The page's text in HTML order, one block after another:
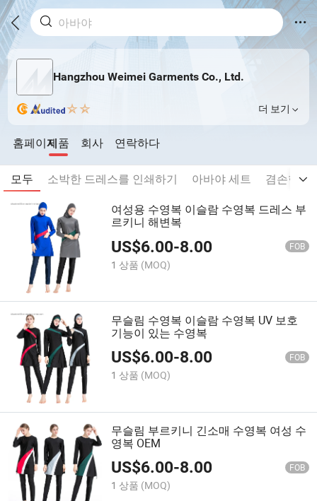
Hangzhou Weimei Garments Co., Ltd.
더 보기
홈페이지제품 회사 연락하다
모두 소박한 드레스를 인쇄하기 아바야 세트
겸손한 옷
여성용 수영복 이슬람 수영복 드레스 부
르키니 해변복
US$6.00-8.00 FOB
1 상품 (MOQ)
무슬림 수영복 이슬람 수영복 UV 보호
기능이 있는 수영복
US$6.00-8.00 FOB
1 상품 (MOQ)
무슬림 부르키니 긴소매 수영복 여성 수
영복 OEM
US$6.00-8.00 FOB
1 상품 (MOQ)